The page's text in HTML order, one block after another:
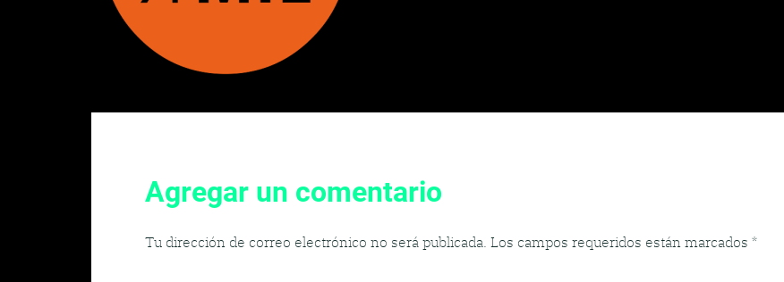
Agregar un comentario
Tu dirección de correo electrónico no será publicada. Los campos requeridos están marcados *